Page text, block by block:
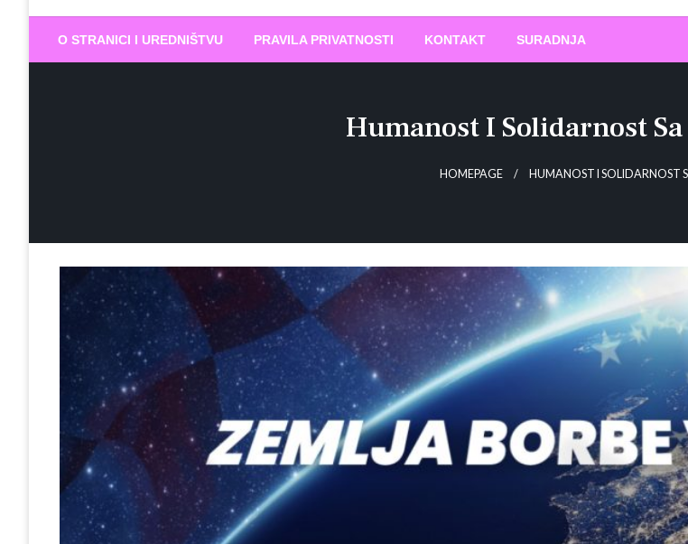
Biram DOBRO
O STRANICI I UREDNIŠTVU PRAVILA PRIVATNOSTI KONTAKT SURADNJA
Humanost I Solidarnost
HOMEPAGE HUMANOST I SOLIDARNOST